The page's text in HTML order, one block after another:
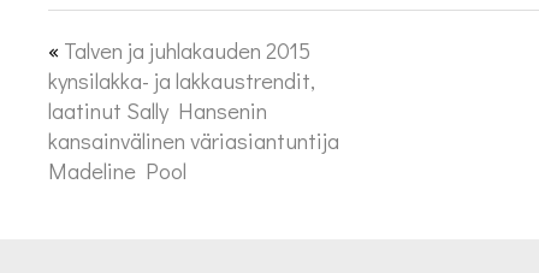
« Talven ja juhlakauden 2015
kynsilakka- ja lakkaustrendit,
laatinut Sally Hansenin
kansainvälinen väriasiantuntija
Madeline Pool